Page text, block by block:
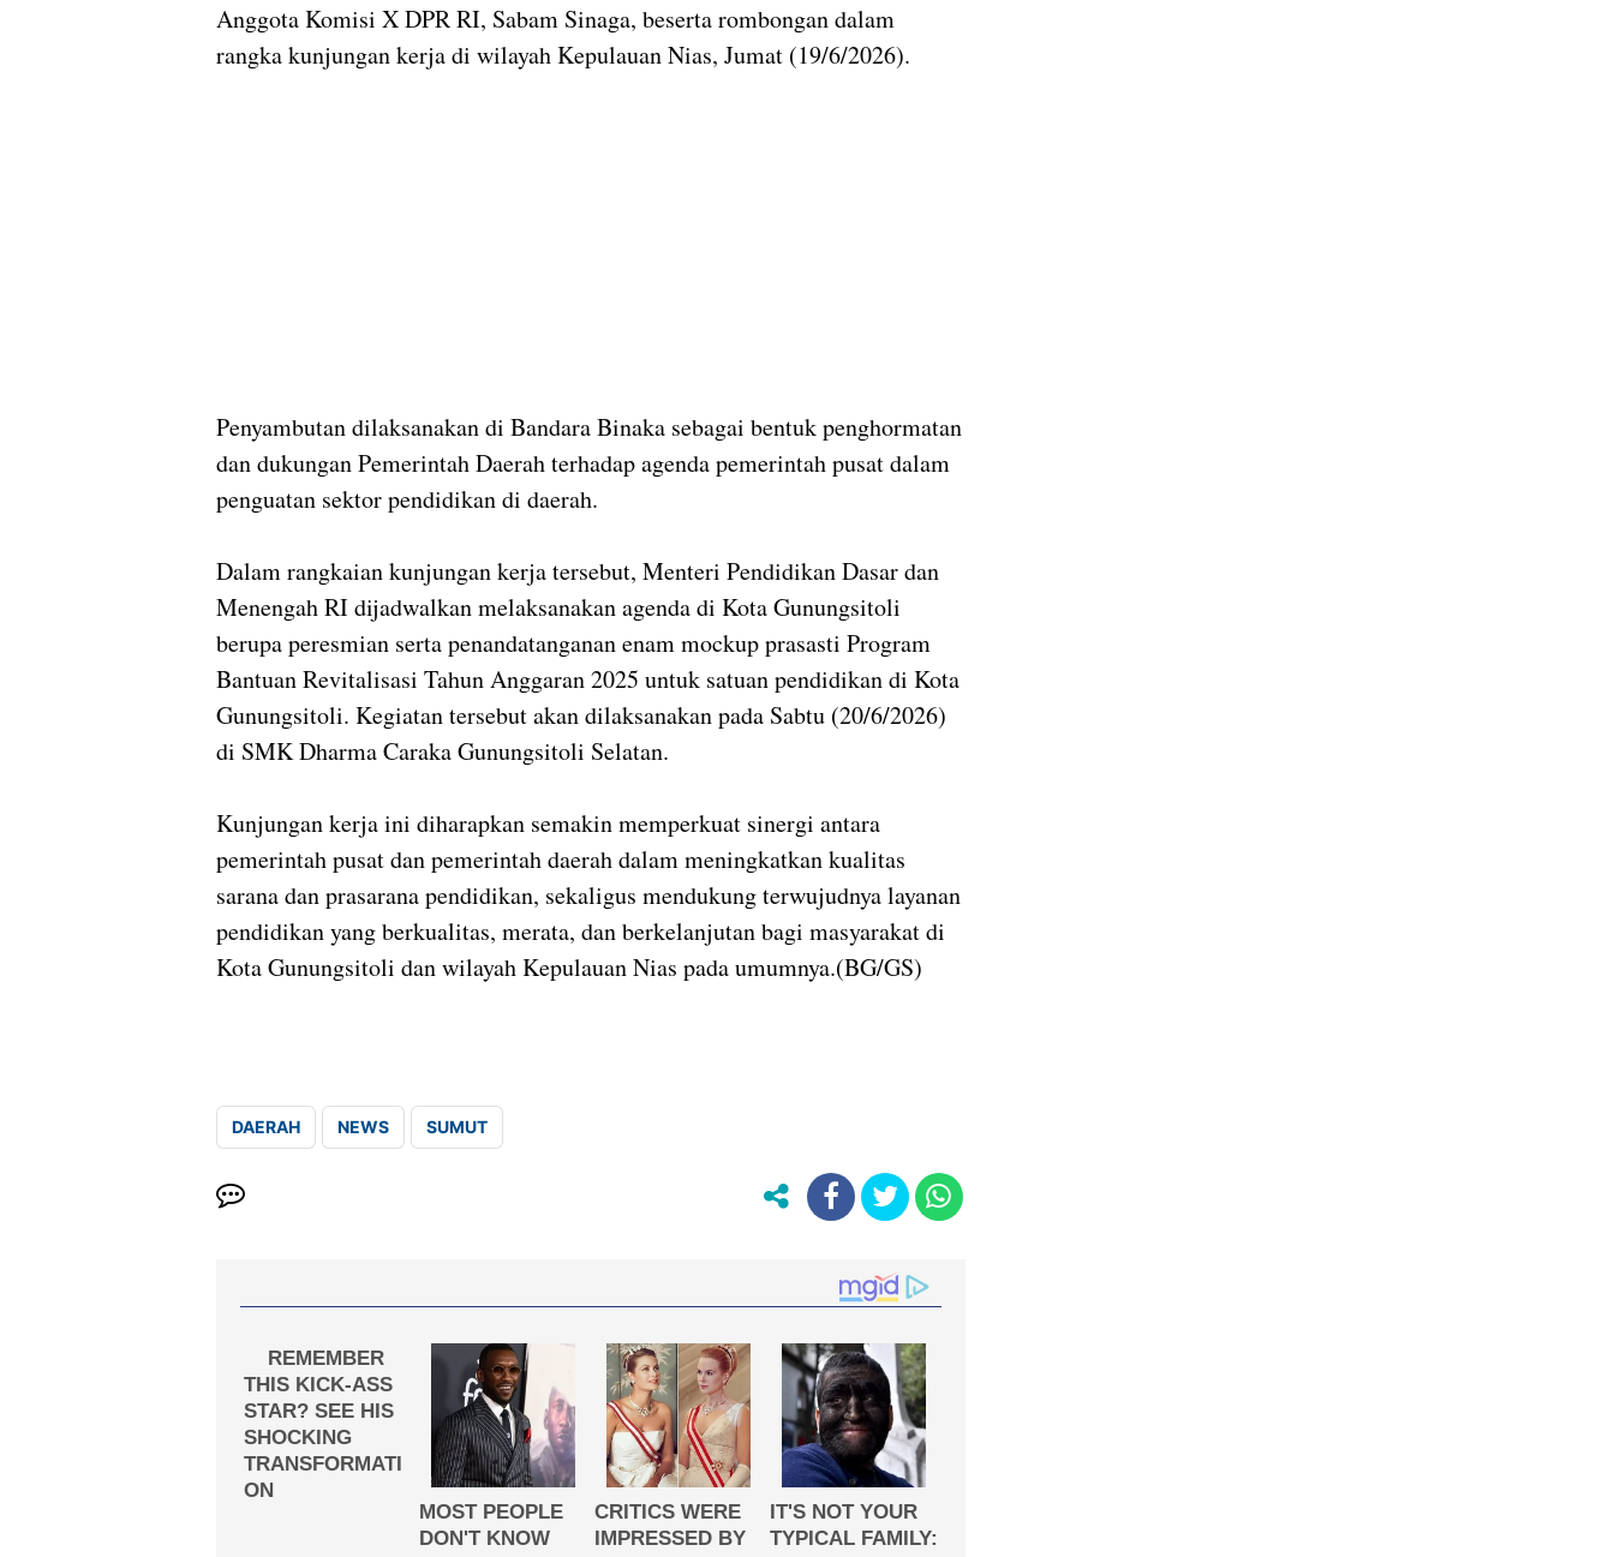
Anggota Komisi X DPR RI, Sabam Sinaga, beserta rombongan dalam
rangka kunjungan kerja di wilayah Kepulauan Nias, Jumat (19/6/2026).
Penyambutan dilaksanakan di Bandara Binaka sebagai bentuk penghormatan
dan dukungan Pemerintah Daerah terhadap agenda pemerintah pusat dalam
penguatan sektor pendidikan di daerah.
Dalam rangkaian kunjungan kerja tersebut, Menteri Pendidikan Dasar dan
Menengah RI dijadwalkan melaksanakan agenda di Kota Gunungsitoli
berupa peresmian serta penandatanganan enam mockup prasasti Program
Bantuan Revitalisasi Tahun Anggaran 2025 untuk satuan pendidikan di Kota
Gunungsitoli. Kegiatan tersebut akan dilaksanakan pada Sabtu (20/6/2026)
di SMK Dharma Caraka Gunungsitoli Selatan.
Kunjungan kerja ini diharapkan semakin memperkuat sinergi antara
pemerintah pusat dan pemerintah daerah dalam meningkatkan kualitas
sarana dan prasarana pendidikan, sekaligus mendukung terwujudnya layanan
pendidikan yang berkualitas, merata, dan berkelanjutan bagi masyarakat di
Kota Gunungsitoli dan wilayah Kepulauan Nias pada umumnya.(BG/GS)
DAERAH NEWS SUMUT